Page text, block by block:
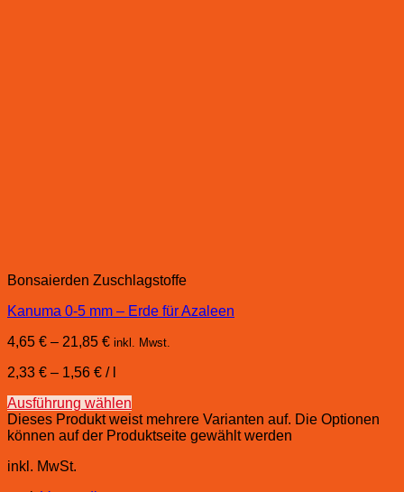
Bonsaierden Zuschlagstoffe
Kanuma 0-5 mm – Erde für Azaleen
4,65 € – 21,85 € inkl. Mwst.
2,33 € – 1,56 € /
Ausführung wählen
Dieses Produkt weist mehrere Varianten auf. Die Optionen
können auf der Produktseite gewählt werden
inkl. MwSt.